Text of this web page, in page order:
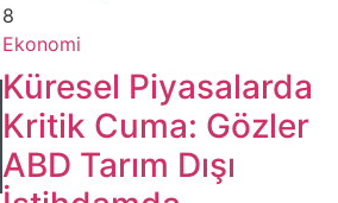
8
Ekonomi
Küresel Piyasalarda
Kritik Cuma: Gözler
ABD Tarım Dışı